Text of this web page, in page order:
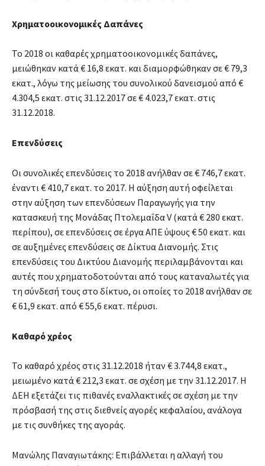
Χρηματοοικονομικές Δαπάνες
Το 2018 οι καθαρές χρηματοοικονομικές δαπάνες,
μειώθηκαν κατά € 16,8 εκατ. και διαμορφώθηκαν σε € 79,3
εκατ., λόγω της μείωσης του συνολικού δανεισμού από €
4.304,5 εκατ. στις 31.12.2017 σε € 4.023,7 εκατ. στις
31.12.2018.
Επενδύσεις
Οι συνολικές επενδύσεις το 2018 ανήλθαν σε € 746,7 εκατ.
έναντι € 410,7 εκατ. το 2017. Η αύξηση αυτή οφείλεται
στην αύξηση των επενδύσεων Παραγωγής για την
κατασκευή της Μονάδας Πτολεμαΐδα V (κατά € 280 εκατ.
περίπου), σε επενδύσεις σε έργα ΑΠΕ ύψους € 50 εκατ. και
σε αυξημένες επενδύσεις σε Δίκτυα Διανομής. Στις
επενδύσεις του Δικτύου Διανομής περιλαμβάνονται και
αυτές που χρηματοδοτούνται από τους καταναλωτές για
τη σύνδεσή τους στο δίκτυο, οι οποίες το 2018 ανήλθαν σε
€ 61,9 εκατ. από € 55,6 εκατ. πέρυσι.
Καθαρό χρέος
Το καθαρό χρέος στις 31.12.2018 ήταν € 3.744,8 εκατ.,
μειωμένο κατά € 212,3 εκατ. σε σχέση με την 31.12.2017. Η
ΔEH εξετάζει τις πιθανές εναλλακτικές σε σχέση με την
πρόσβασή της στις διεθνείς αγορές κεφαλαίου, ανάλογα
με τις συνθήκες της αγοράς.
Μανώλης Παναγιωτάκης: Επιβάλλεται η αλλαγή του